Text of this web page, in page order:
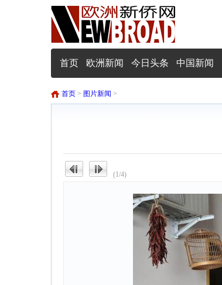
首页 欧洲新闻 今日头条 中国新闻
首页 > 图片新闻 >
(1/4)